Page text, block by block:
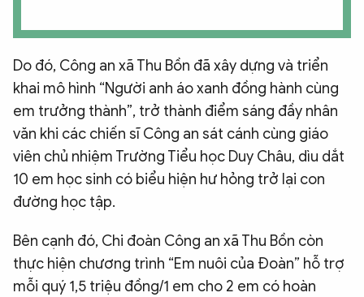
Do đó, Công an xã Thu Bồn đã xây dựng và triển
khai mô hình “Người anh áo xanh đồng hành cùng
em trưởng thành”, trở thành điểm sáng đầy nhân
văn khi các chiến sĩ Công an sát cánh cùng giáo
viên chủ nhiệm Trường Tiểu học Duy Châu, dìu dắt
10 em học sinh có biểu hiện hư hỏng trở lại con
đường học tập.
Bên cạnh đó, Chi đoàn Công an xã Thu Bồn còn
thực hiện chương trình “Em nuôi của Đoàn” hỗ trợ
mỗi quý 1,5 triệu đồng/1 em cho 2 em có hoàn